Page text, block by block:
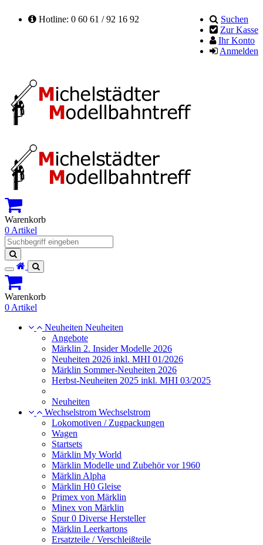
Hotline: 0 60 61 / 92 16 92
Suchen
Zur Kasse
Ihr Konto
Anmelden
Warenkorb
0 Artikel
Suchen
Toggle
navigation
Warenkorb
0 Artikel
Neuheiten Neuheiten
Angebote
Märklin 2. Insider Modelle 2026
Neuheiten 2026 inkl. MHI 01/2026
Märklin Sommer-Neuheiten 2026
Herbst-Neuheiten 2025 inkl. MHI 03/2025
Neuheiten
Wechselstrom Wechselstrom
Lokomotiven / Zugpackungen
Wagen
Startsets
Märklin My World
Märklin Modelle und Zubehör vor 1960
Märklin Alpha
Märklin H0 Gleise
Primex von Märklin
Minex von Märklin
Spur 0 Diverse Hersteller
Märklin Leerkartons
Ersatzteile / Verschleißteile